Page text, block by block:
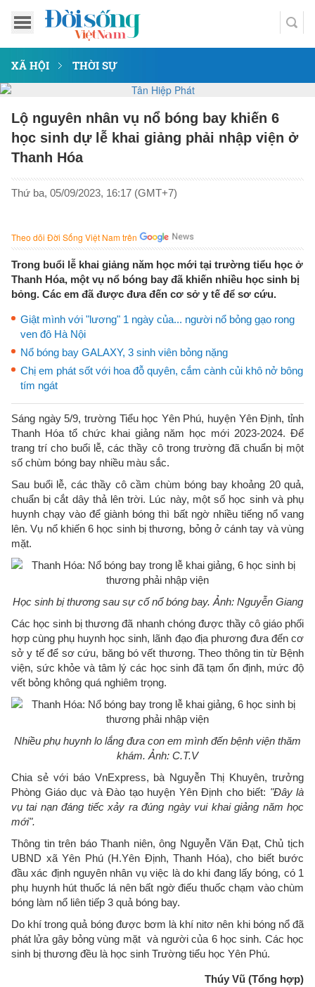
XÃ HỘI THỜI SỰ
Lộ nguyên nhân vụ nổ bóng bay khiến 6
học sinh dự lễ khai giảng phải nhập viện ở
Thanh Hóa
Thứ ba, 05/09/2023, 16:17 (GMT+7)
Theo dõi Đời Sống Việt Nam trên
Trong buổi lễ khai giảng năm học mới tại trường tiểu học ở
Thanh Hóa, một vụ nổ bóng bay đã khiến nhiều học sinh bị
bỏng. Các em đã được đưa đến cơ sở y tế để sơ cứu.
Giật mình với "lương" 1 ngày của... người nổ bỏng gạo rong
ven đô Hà Nội
Nổ bóng bay GALAXY, 3 sinh viên bỏng nặng
Chị em phát sốt với hoa đỗ quyên, cắm cành củi khô nở bông
tím ngát
Sáng ngày 5/9, trường Tiểu học Yên Phú, huyện Yên Định, tỉnh
Thanh Hóa tổ chức khai giảng năm học mới 2023-2024. Để
trang trí cho buổi lễ, các thầy cô trong trường đã chuẩn bị một
số chùm bóng bay nhiều màu sắc.
Sau buổi lễ, các thầy cô cầm chùm bóng bay khoảng 20 quả,
chuẩn bị cắt dây thả lên trời. Lúc này, một số học sinh và phụ
huynh chạy vào để giành bóng thì bất ngờ nhiều tiếng nổ vang
lên. Vụ nổ khiến 6 học sinh bị thương, bỏng ở cánh tay và vùng
mặt.
Học sinh bị thương sau sự cố nổ bóng bay. Ảnh: Nguyễn Giang
Các học sinh bị thương đã nhanh chóng được thầy cô giáo phối
hợp cùng phụ huynh học sinh, lãnh đạo địa phương đưa đến cơ
sở y tế để sơ cứu, băng bó vết thương. Theo thông tin từ Bệnh
viện, sức khỏe và tâm lý các học sinh đã tạm ổn định, mức độ
vết bỏng không quá nghiêm trọng.
Nhiều phụ huynh lo lắng đưa con em mình đến bệnh viện thăm
khám. Ảnh: C.T.V
Chia sẻ với báo VnExpress, bà Nguyễn Thị Khuyên, trưởng
Phòng Giáo dục và Đào tạo huyện Yên Định cho biết: "Đây là
vụ tai nạn đáng tiếc xảy ra đúng ngày vui khai giảng năm học
mới".
Thông tin trên báo Thanh niên, ông Nguyễn Văn Đạt, Chủ tịch
UBND xã Yên Phú (H.Yên Định, Thanh Hóa), cho biết bước
đầu xác định nguyên nhân vụ việc là do khi đang lấy bóng, có 1
phụ huynh hút thuốc lá nên bất ngờ điếu thuốc chạm vào chùm
bóng làm nổ liên tiếp 3 quả bóng bay.
Do khí trong quả bóng được bơm là khí nitơ nên khi bóng nổ đã
phát lửa gây bỏng vùng mặt và người của 6 học sinh. Các học
sinh bị thương đều là học sinh Trường tiểu học Yên Phú.
Thúy Vũ (Tổng hợp)